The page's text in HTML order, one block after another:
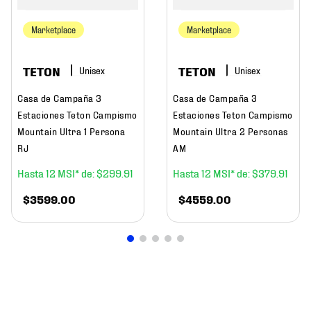
Marketplace
TETON
Casa de Campaña 3
Estaciones Teton Campismo
Mountain Ultra 1 Persona
RJ
12 $299 91
$3599.00
Marketplace
TETON
Casa de Campaña 3
Estaciones Teton Campismo
Mountain Ultra 2 Personas
AM
12 $379 91
$4559.00